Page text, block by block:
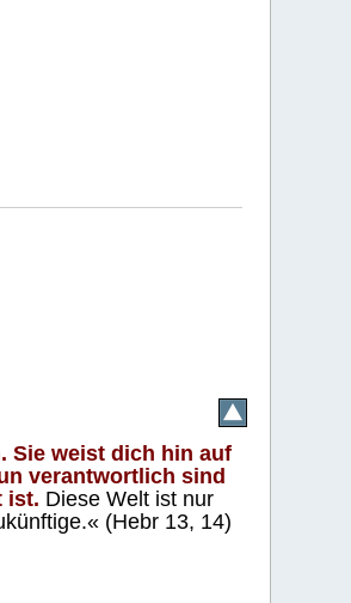
Sie weist dich hin auf
verantwortlich sind
ist. Diese Welt ist nur
(Hebr 13, 14)